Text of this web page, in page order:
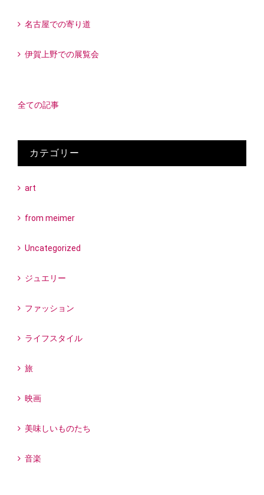
名古屋での寄り道
伊賀上野での展覧会
全ての記事
カテゴリー
art
from meimer
Uncategorized
ジュエリー
ファッション
ライフスタイル
旅
映画
美味しいものたち
音楽